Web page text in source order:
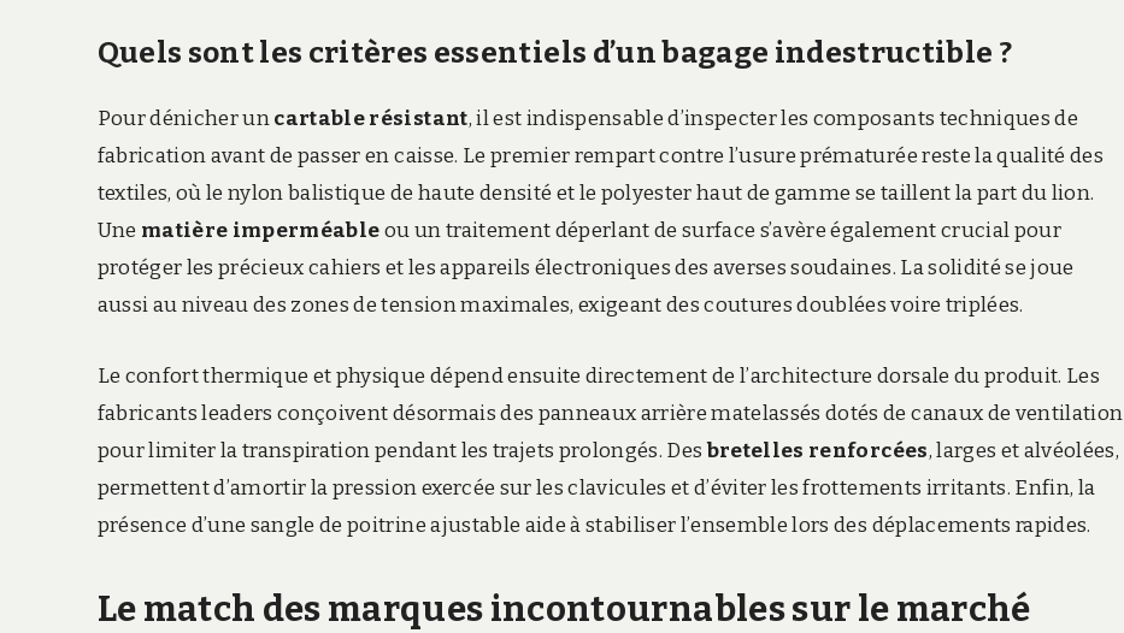
Quels sont les critères essentiels d’un bagage indestructible ?
Pour dénicher uncartable résistant,il est indispensable d’inspecter les composants techniques de
fabrication avant de passer en caisse. Le premier rempart contre l’usure prématurée reste la qualité des
textiles, où le nylon balistique de haute densité et le polyester haut de gamme se taillent la part du lion.
Une matière imperméableou un traitement déperlant de surface s’avère également crucial pour
protéger les précieux cahiers et les appareils électroniques des averses soudaines. La solidité se joue
aussi au niveau des zones de tension maximales, exigeant des coutures doublées voire triplées.
Le confort thermique et physique dépend ensuite directement de l’architecture dorsale du produit. Les
fabricants leaders conçoivent désormais des panneaux arrière matelassés dotés de canaux de ventilation
pour limiter la transpiration pendant les trajets prolongés. Desbretelles renforcées,larges et alvéolées,
permettent d’amortir la pression exercée sur les clavicules et d’éviter les frottements irritants. Enfin, la
présence d’une sangle de poitrine ajustable aide à stabiliser l’ensemble lors des déplacements rapides.
Le match des marques incontournables sur le marché